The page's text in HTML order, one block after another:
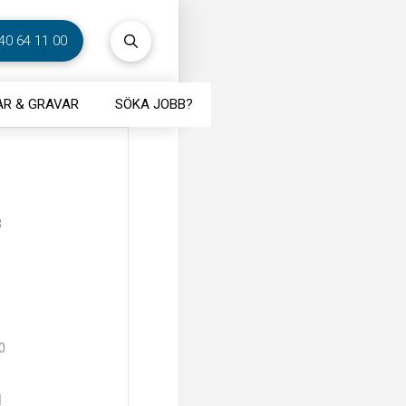
64 11 00
& GRAVAR SÖKA JOBB?